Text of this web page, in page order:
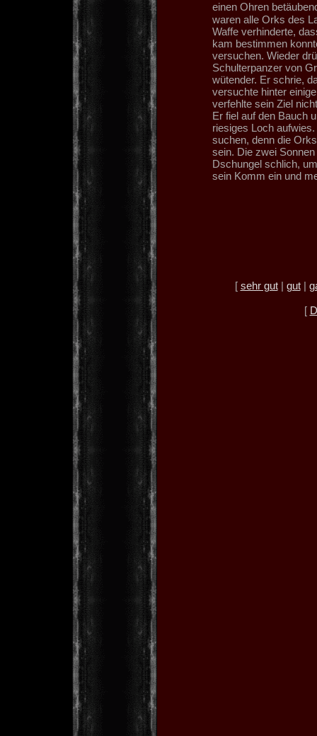
einen Ohren
waren alle Orks des
Waffe verhinderte,
kam bestimmen
versuchen. Wieder
Schulterpanzer von
wütender. Er schrie,
versuchte hinter
verfehlte sein Ziel
Er fiel auf den Bauch
riesiges Loch
suchen, denn die
sein. Die zwei
Dschungel schlich,
sein Komm ein und
[ sehr gut| gut|
[